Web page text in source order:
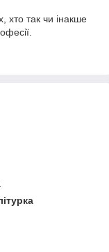
хто так чи інакше